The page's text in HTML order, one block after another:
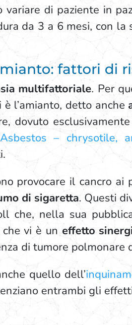
variare di paziente in
da 3 a 6 mesi, con
fattori di
multifattoriale. Per
l’amianto, detto anche
dovuto
Asbestos – chrysotile,
provocare il cancro ai
di sigaretta. Questi
che, nella sua
che vi è uneffetto
di tumore polmonare
quello dell’
entrambi gli